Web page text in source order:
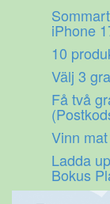
iPhone
10
Välj 3
Få två
Vinn
Ladda
Bokus